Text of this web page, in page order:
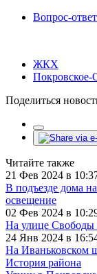
Вопрос-ответ
ЖКХ
Покровское-
Поделиться
Читайте также
21 Фев 2024 в
В подъезде дома
освещение
02 Фев 2024 в
На улице Свободы
24 Янв 2024 в
На Иваньковском
История района